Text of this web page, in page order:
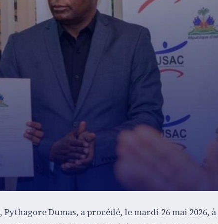
Dumas, a procédé, le mardi 26 mai 2026, à